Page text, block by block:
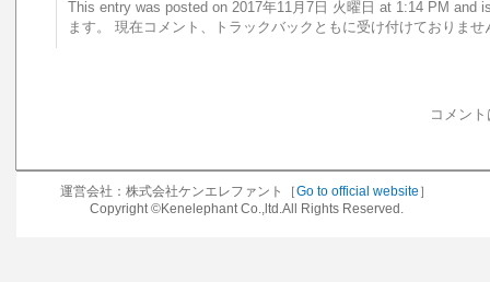
This entry was posted on 2017年11月7日 火曜日 at 1:14 PM
ます。 現在コメント、トラックバックともに受け付けておりませ
コメン
運営会社：株式会社ケンエレファント［Go to official website ］
Copyright ©Kenelephant Co.,ltd.All Rights Reserved.